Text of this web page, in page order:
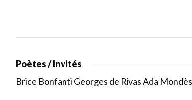
Poètes / Invités
Brice Bonfanti Georges de Rivas Ada Mondès